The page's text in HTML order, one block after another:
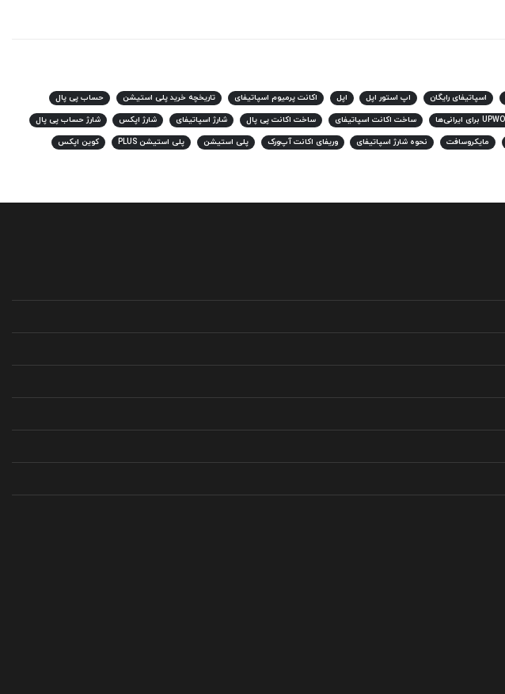
اسپاتیفای رایگان اپ استور اپل اپل اکانت پرمیوم اسپاتیفای تاریخچه خرید پلی استیشن
حساب پی پال
ساخت اکانت اسپاتیفای ساخت اکانت پی پال شارژ اسپاتیفای شارژ اپکس
شارژ حساب پی پال
مایکروسافت نحوه شارژ اسپاتیفای وریفای اکانت آپ‌ورک پلی استیشن پلی استیشن PLUS
کوین اپکس